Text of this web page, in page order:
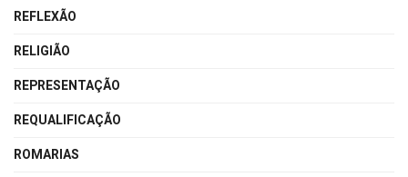
REFLEXÃO
RELIGIÃO
REPRESENTAÇÃO
REQUALIFICAÇÃO
ROMARIAS